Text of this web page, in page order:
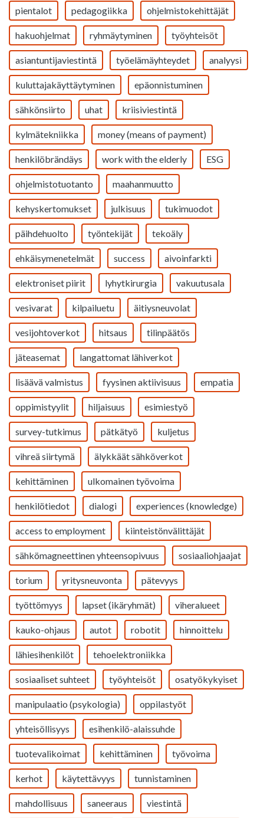
pientalot pedagogiikka ohjelmistokehittäjät
hakuohjelmat ryhmäytyminen työyhteisöt
asiantuntijaviestintä työelämäyhteydet analyysi
kuluttajakäyttäytyminen epäonnistuminen
sähkönsiirto uhat kriisiviestintä
kylmätekniikka money (means of payment)
henkilöbrändäys work with the elderly ESG
ohjelmistotuotanto maahanmuutto
kehyskertomukset julkisuus tukimuodot
päihdehuolto työntekijät tekoäly
ehkäisymenetelmät success aivoinfarkti
elektroniset piirit lyhytkirurgia vakuutusala
vesivarat kilpailuetu äitiysneuvolat
vesijohtoverkot hitsaus tilinpäätös
jäteasemat langattomat lähiverkot
lisäävä valmistus fyysinen aktiivisuus empatia
oppimistyylit hiljaisuus esimiestyö
survey-tutkimus pätkätyö kuljetus
vihreä siirtymä älykkäät sähköverkot
kehittäminen ulkomainen työvoima
henkilötiedot dialogi experiences (knowledge)
access to employment kiinteistönvälittäjät
sähkömagneettinen yhteensopivuus sosiaaliohjaajat
torium yritysneuvonta pätevyys
työttömyys lapset (ikäryhmät) viheralueet
kauko-ohjaus autot robotit hinnoittelu
lähiesihenkilöt tehoelektroniikka
sosiaaliset suhteet työyhteisöt osatyökykyiset
manipulaatio (psykologia) oppilastyöt
yhteisöllisyys esihenkilö-alaissuhde
tuotevalikoimat kehittäminen työvoima
kerhot käytettävyys tunnistaminen
mahdollisuus saneeraus viestintä